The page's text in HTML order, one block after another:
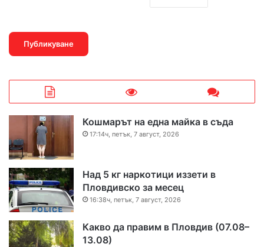
Кошмарът на една майка в съда
17:14ч, петък, 7 август, 2026
Над 5 кг наркотици иззети в
Пловдивско за месец
16:38ч, петък, 7 август, 2026
Какво да правим в Пловдив (07.08–
13.08)